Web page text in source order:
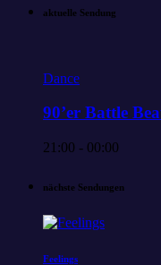
aktuelle Sendung
Dance
90’er Battle
21:00 - 00:00
nächste Sendungen
Feelings